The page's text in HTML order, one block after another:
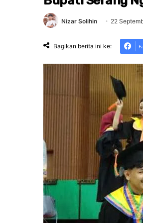
Nizar Solihin 22
Bagikan berita ini ke: